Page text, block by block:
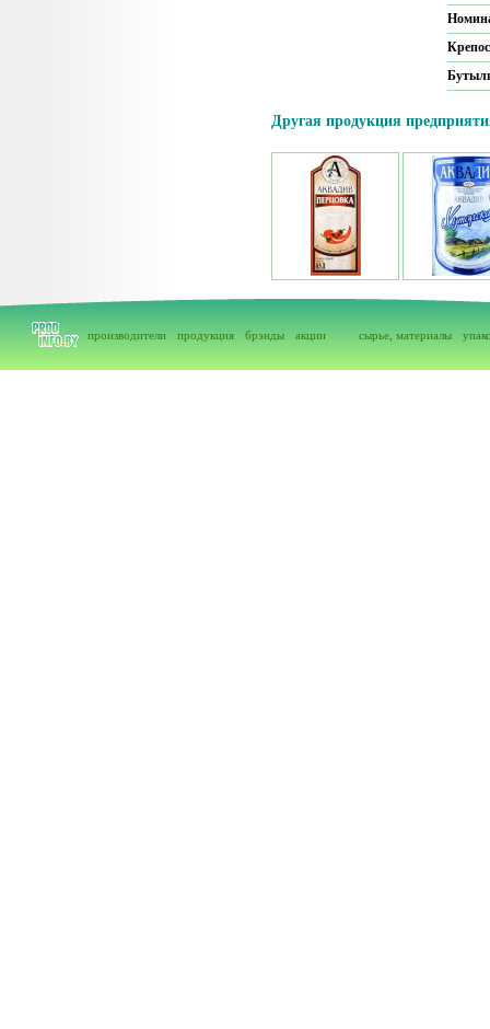
Другая продукция
производители продукция брэнды акции сырье, материалы